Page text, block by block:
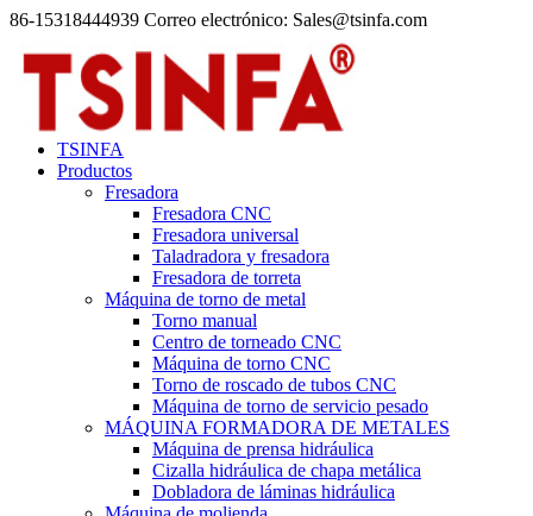
86-15318444939 Correo electrónico: Sales@tsinfa.com
TSINFA
Productos
Fresadora
Fresadora CNC
Fresadora universal
Taladradora y fresadora
Fresadora de torreta
Máquina de torno de metal
Torno manual
Centro de torneado CNC
Máquina de torno CNC
Torno de roscado de tubos CNC
Máquina de torno de servicio pesado
MÁQUINA FORMADORA DE METALES
Máquina de prensa hidráulica
Cizalla hidráulica de chapa metálica
Dobladora de láminas hidráulica